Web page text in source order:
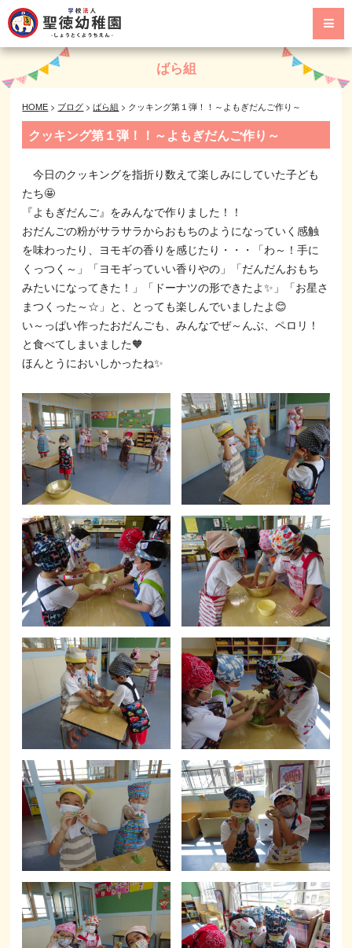
ばら組
HOME > ブログ >ばら組 > クッキング第１弾！！～よもぎだんご作り～
クッキング第１弾！！～よもぎだんご作り～
今日のクッキングを指折り数えて楽しみにしていた子ども
たち🤩
『よもぎだんご』をみんなで作りました！！
おだんごの粉がサラサラからおもちのようになっていく感触
を味わったり、ヨモギの香りを感じたり・・・「わ～！手に
くっつく～」「ヨモギっていい香りやの」「だんだんおもち
みたいになってきた！」「ドーナツの形できたよ✨」「お星さ
まつくった～☆」と、とっても楽しんでいましたよ😊
い～っぱい作ったおだんごも、みんなでぜ～んぶ、ペロリ！
と食べてしまいました🧡
ほんとうにおいしかったね✨